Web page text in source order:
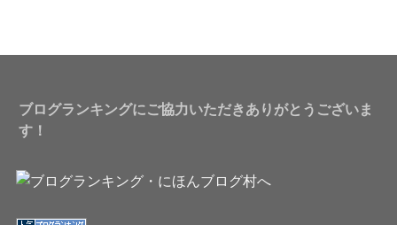
ブログランキングにご協力いただきありがとうございま
す！